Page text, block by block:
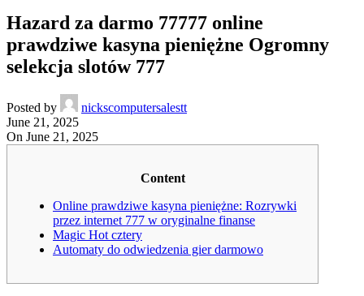
Hazard za darmo 77777 online
prawdziwe kasyna pieniężne Ogromny
selekcja slotów 777
Posted by
nickscomputersalestt
June 21, 2025
On June 21, 2025
Content
Online prawdziwe kasyna pieniężne: Rozrywki
przez internet 777 w oryginalne finanse
Magic Hot cztery
Automaty do odwiedzenia gier darmowo